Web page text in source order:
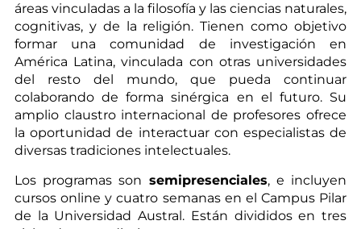
áreas vinculadas a la filosofía y las ciencias naturales,
cognitivas, y de la religión. Tienen como objetivo
formar una comunidad de investigación en
América Latina, vinculada con otras universidades
del resto del mundo, que pueda continuar
colaborando de forma sinérgica en el futuro. Su
amplio claustro internacional de profesores ofrece
la oportunidad de interactuar con especialistas de
diversas tradiciones intelectuales.
Los programas son semipresenciales, e incluyen
cursos online y cuatro semanas en el Campus Pilar
de la Universidad Austral. Están divididos en tres